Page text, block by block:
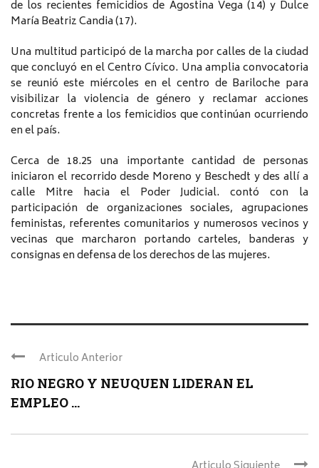
de los recientes femicidios de Agostina Vega (14) y Dulce
María Beatriz Candia (17).
Una multitud participó de la marcha por calles de la ciudad
que concluyó en el Centro Cívico. Una amplia convocatoria
se reunió este miércoles en el centro de Bariloche para
visibilizar la violencia de género y reclamar acciones
concretas frente a los femicidios que continúan ocurriendo
en el país.
Cerca de 18.25 una importante cantidad de personas
iniciaron el recorrido desde Moreno y Beschedt y des allí a
calle Mitre hacia el Poder Judicial. contó con la
participación de organizaciones sociales, agrupaciones
feministas, referentes comunitarios y numerosos vecinos y
vecinas que marcharon portando carteles, banderas y
consignas en defensa de los derechos de las mujeres.
Articulo Anterior
RIO NEGRO Y NEUQUEN LIDERAN EL
EMPLEO ...